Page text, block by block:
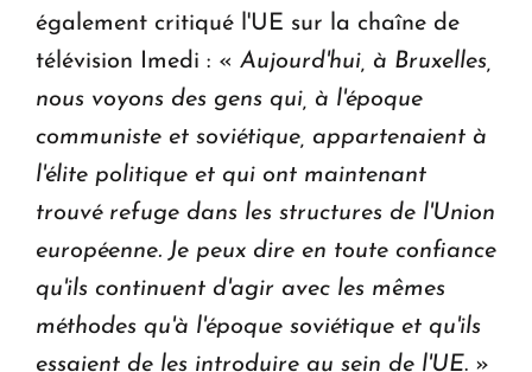
également critiqué l'UE sur la chaîne de
télévision Imedi : « Aujourd'hui, à Bruxelles,
nous voyons des gens qui, à l'époque
communiste et soviétique, appartenaient à
l'élite politique et qui ont maintenant
trouvé refuge dans les structures de l'Union
européenne. Je peux dire en toute confiance
qu'ils continuent d'agir avec les mêmes
méthodes qu'à l'époque soviétique et qu'ils
essaient de les introduire au sein de l'UE. »